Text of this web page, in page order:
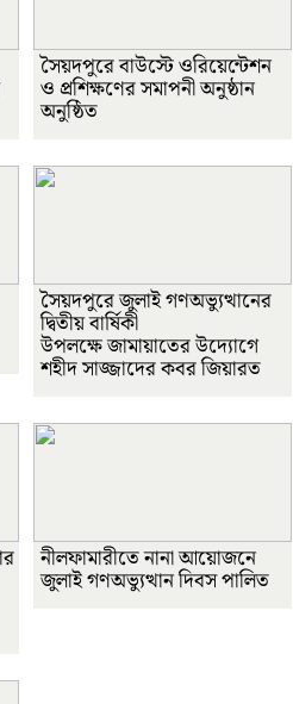
সৈয়দপুরে বাউস্টে ওরিয়েন্টেশন
ও প্রশিক্ষণের সমাপনী অনুষ্ঠান
অনুষ্ঠিত
সৈয়দপুরে জুলাই গণঅভ্যুত্থানের
দ্বিতীয় বার্ষিকী
উপলক্ষে জামায়াতের উদ্যোগে
শহীদ সাজ্জাদের কবর জিয়ারত
নীলফামারীতে নানা আয়োজনে
জুলাই গণঅভ্যুত্থান দিবস পালিত